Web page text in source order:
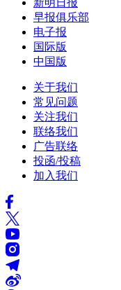
新明日报
早报俱乐部
电子报
国际版
中国版
关于我们
常见问题
关注我们
联络我们
广告联络
投函/投稿
加入我们